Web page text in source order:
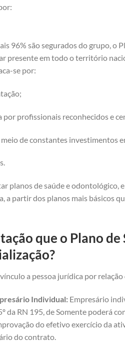
96% são segurados do grupo,
presente em todo o território
se por:
profissionais reconhecidos e
de constantes investimentos
planos de saúde e
a partir dos planos mais básicos
que o Plano
a pessoa jurídica por
Individual: Empresário
da RN 195, de Somente poderá
do efetivo exercício da
do contrato.